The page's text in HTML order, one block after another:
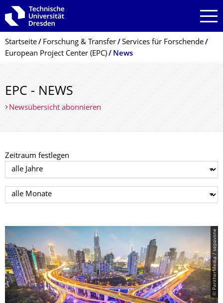
Zur Hauptnavigation springen
Zur Suche springen
Zum Inhalt springen
Breadcrumb-Menü
Startseite Forschung & Transfer
Services für Forschende
European Project Center (EPC)
News
EPC - NEWS
Newsübersicht abonnieren
Zeitraum festlegen
Jahr auswählen
Monat auswählen
© PantherMedia / sepavone